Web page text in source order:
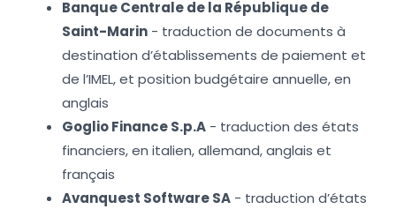
Banque Centrale de la République de
Saint-Marin - traduction de documents à
destination d’établissements de paiement et
de l’IMEL, et position budgétaire annuelle, en
anglais
Goglio Finance S.p.A - traduction des états
financiers, en italien, allemand, anglais et
français
Avanquest Software SA - traduction d’états